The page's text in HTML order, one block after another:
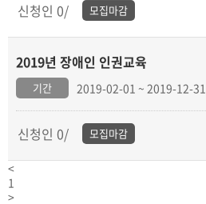
신청인 0/ 모집마감
2019년 장애인 인권교육
기간 2019-02-01 ~ 2019-12-31
신청인 0/ 모집마감
<
1
>